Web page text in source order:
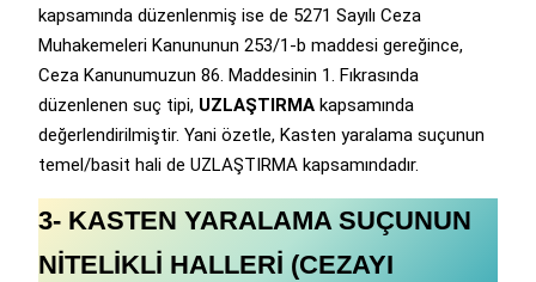
kapsamında düzenlenmiş ise de 5271 Sayılı Ceza
Muhakemeleri Kanununun 253/1-b maddesi gereğince,
Ceza Kanunumuzun 86. Maddesinin 1. Fıkrasında
düzenlenen suç tipi, UZLAŞTIRMA kapsamında
değerlendirilmiştir. Yani özetle, Kasten yaralama suçunun
temel/basit hali de UZLAŞTIRMA kapsamındadır.
3- KASTEN YARALAMA SUÇUNUN
NİTELİKLİ HALLERİ (CEZAYI